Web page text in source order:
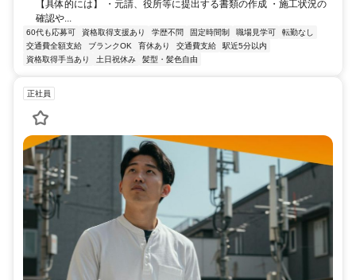
【具体的には】 ・元請、役所等に提出する書類の作成 ・施工状況の
確認や...
60代も応募可 資格取得支援あり 学歴不問 固定時間制 職場見学可
転勤なし
交通費全額支給
ブランクOK 育休あり 交通費支給
駅近5分以内
資格取得手当あり
土日祝休み 髪型・髪色自由
正社員